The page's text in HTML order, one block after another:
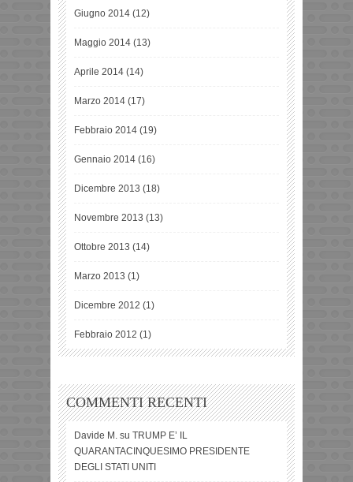
Giugno 2014 (12)
Maggio 2014 (13)
Aprile 2014 (14)
Marzo 2014 (17)
Febbraio 2014 (19)
Gennaio 2014 (16)
Dicembre 2013 (18)
Novembre 2013 (13)
Ottobre 2013 (14)
Marzo 2013 (1)
Dicembre 2012 (1)
Febbraio 2012 (1)
COMMENTI RECENTI
Davide M. su TRUMP E’ IL
QUARANTACINQUESIMO PRESIDENTE
DEGLI STATI UNITI